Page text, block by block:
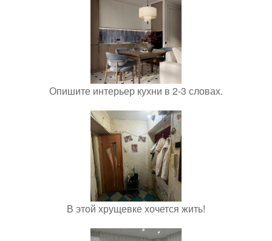
Опишите интерьер кухни в 2-3 словах.
В этой хрущевке хочется жить!